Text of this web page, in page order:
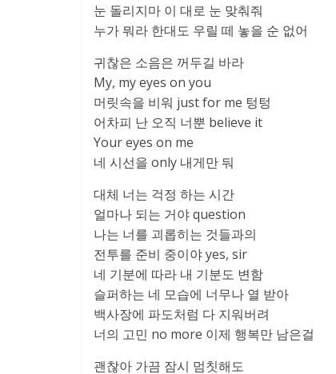
눈 돌리지마 이 대로 눈 맞춰줘
누가 뭐라 한대도 우릴 떼 놓을 순 없어
귀찮은 소음은 꺼두길 바라
My, my eyes on you
머릿속을 비워 just for me 텅텅
어차피 난 오직 너뿐 believe it
Your eyes on me
네 시선을 only 내게만 둬
대체 너는 걱정 하는 시간
얼마나 되는 거야 question
나는 너를 괴롭히는 것들과의
전투를 준비 중이야 yes, sir
네 기분에 따라 내 기분도 변함
슬퍼하는 네 모습에 너무나 열 받아
백사장에 파도처럼 다 지워버려
너의 고민 no more 이제 행복만 남은걸
괜찮아 가끔 잠시 멈칫해도